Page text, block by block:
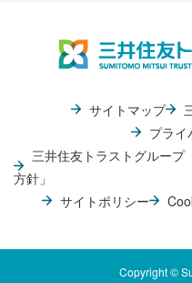
サイトマップ
プライ
三井住友トラストグループ
方針」
サイトポリシー
Copyright ©